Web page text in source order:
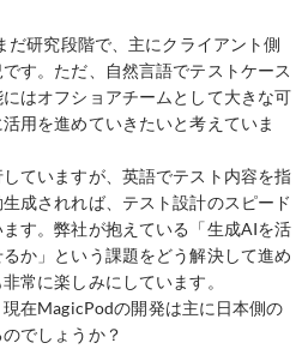
だ研究段階で、主にクライアント側
す。ただ、自然言語でテストケース
はオフショアチームとして大きな可
用を進めていきたいと考えていま
ていますが、英語でテスト内容を指
成されれば、テスト設計のスピード
す。弊社が抱えている「生成AIを活
か」という課題をどう解決して進め
常に楽しみにしています。
在MagicPodの開発は主に日本側の
でしょうか？